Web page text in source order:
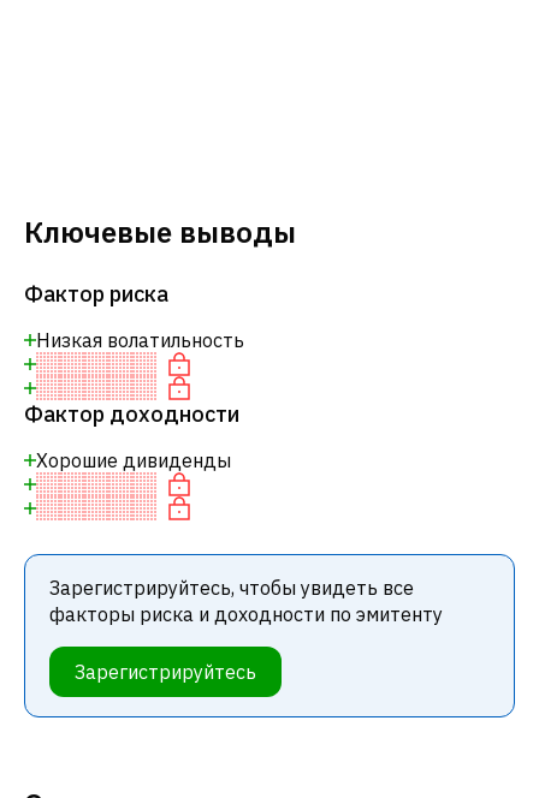
Ключевые выводы
Фактор риска
Низкая волатильность
Фактор доходности
Хорошие дивиденды
Зарегистрируйтесь, чтобы увидеть все
факторы риска и доходности по эмитенту
Зарегистрируйтесь